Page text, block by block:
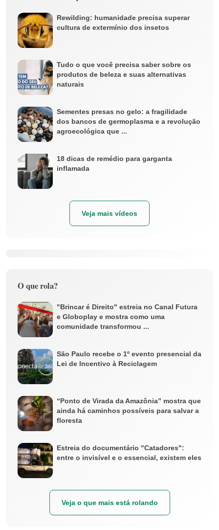
Rewilding: humanidade precisa superar
cultura de extermínio dos insetos
Tudo o que você precisa saber sobre os
produtos de beleza e suas alternativas
naturais
Sementes presas no gelo: a fragilidade
dos bancos de germoplasma e a revolução
agroecológica que ...
18 dicas de remédio para garganta
inflamada
Veja mais vídeos
O que rola?
"Brincar é Direito" estreia no Canal Futura
e Globoplay e mostra como uma
comunidade transformou ...
São Paulo recebe o 1º evento presencial da
Lei de Incentivo à Reciclagem
“Ponto de Virada da Amazônia” mostra que
ainda há caminhos possíveis para salvar a
floresta
Estreia do documentário "Catadores":
entre o invisível e o essencial, existem eles
Veja o que mais está rolando